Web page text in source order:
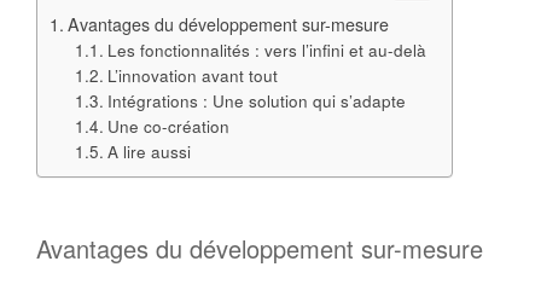
Avantages du développement sur-mesure
Les fonctionnalités : vers l’infini et au-delà
L’innovation avant tout
Intégrations : Une solution qui s’adapte
Une co-création
A lire aussi
Avantages du développement sur-mesure